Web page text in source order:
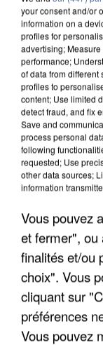
UN SECOND
INTERPELLÉ
your consent and/or
information on a
profiles for
advertising;
performance;
of data from
profiles to
content; Use limited
detect fraud, and fix
Save and
process personal
following
requested; Use
other data sources;
information
Vous pouvez
et fermer", ou
finalités et/ou
choix". Vous
cliquant sur
préférences
Vous pouvez